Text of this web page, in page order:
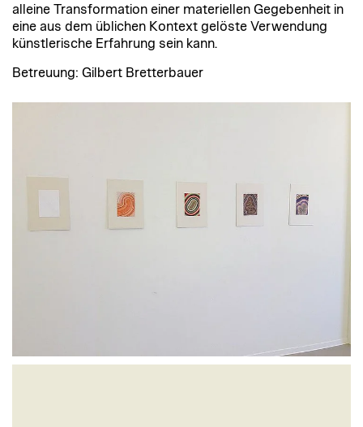
alleine Transformation einer materiellen Gegebenheit in
eine aus dem üblichen Kontext gelöste Verwendung
künstlerische Erfahrung sein kann.
Betreuung: Gilbert Bretterbauer